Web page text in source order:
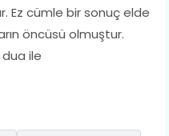
Ez cümle bir sonuç elde
öncüsü olmuştur.
dua ile